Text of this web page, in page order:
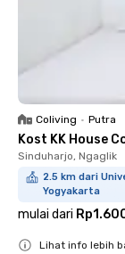
Coliving • Putra
Kost KK House
Sinduharjo, Ngaglik
2.5 km dari
Yogyakarta
mulai dari
Lihat info lebih